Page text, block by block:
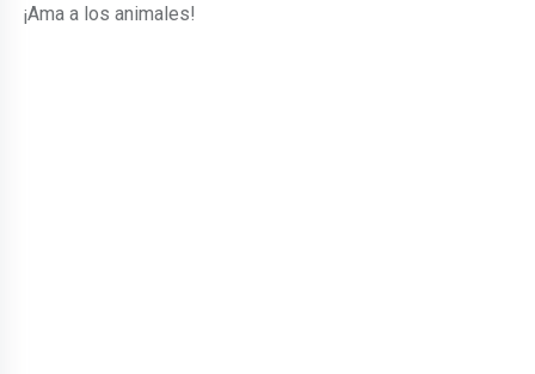
¡Ama a los animales!